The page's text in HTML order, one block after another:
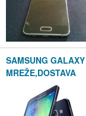
SAMSUNG
MREŽE,DOSTAVA